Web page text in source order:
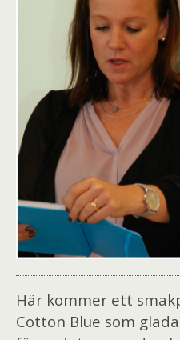
Här kommer ett
Cotton Blue som